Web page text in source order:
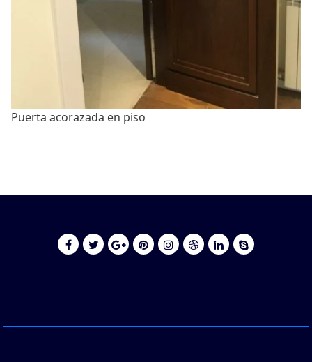
Puerta acorazada en piso